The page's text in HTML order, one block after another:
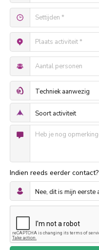
Indien reeds eerder contact?